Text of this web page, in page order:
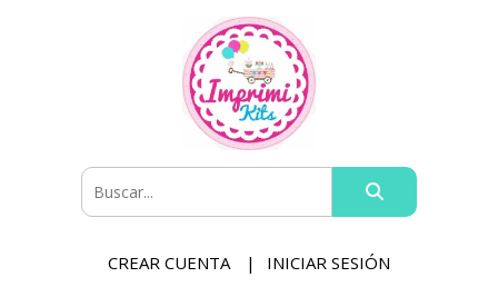
CREAR CUENTA INICIAR SESIÓN